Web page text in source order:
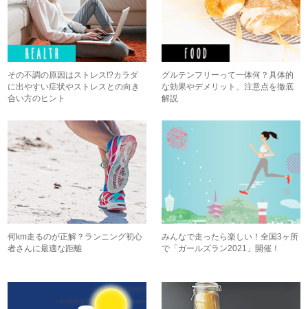
その不調の原因はストレス!?カラダ
に出やすい症状やストレスとの向き
合い方のヒント
グルテンフリーって一体何？具体的
な効果やデメリット、注意点を徹底
解説
何km走るのが正解？ランニング初心
者さんに最適な距離
みんなで走ったら楽しい！全国3ヶ所
で「ガールズラン2021」開催！